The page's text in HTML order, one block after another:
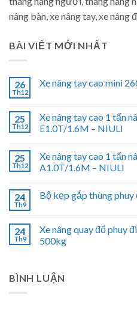
nâng bàn, xe nâng tay, xe nâng
BÀI VIẾT MỚI NHẤT
26
Th12
Xe nâng tay cao mini
25
Th12
Xe nâng tay cao 1 tấn
E1.0T/1.6M – NIULI
25
Th12
Xe nâng tay cao 1 tấn
A1.0T/1.6M – NIULI
24
Th9
Bộ kẹp gắp thùng phuy
24
Th9
Xe nâng quay đổ phuy
500kg
BÌNH LUẬN